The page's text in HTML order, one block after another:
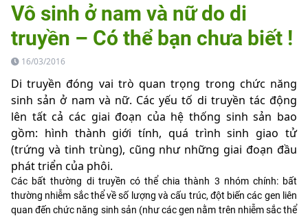
Vô sinh ở nam và nữ do di
truyền – Có thể bạn chưa biết !
16/03/2016
Di truyền đóng vai trò quan trọng trong chức năng
sinh sản ở nam và nữ. Các yếu tố di truyền tác động
lên tất cả các giai đoạn của hệ thống sinh sản bao
gồm: hình thành giới tính, quá trình sinh giao tử
(trứng và tinh trùng), cũng như những giai đoạn đầu
phát triển của phôi.
Các bất thường di truyền có thể chia thành 3 nhóm chính: bất
thường nhiễm sắc thể về số lượng và cấu trúc, đột biến các gen liên
quan đến chức năng sinh sản (như các gen nằm trên nhiễm sắc thể